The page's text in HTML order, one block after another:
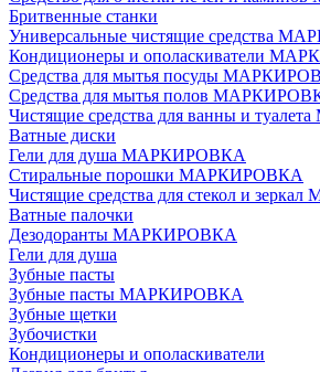
Бритвенные станки
Универсальные чистящие средства
Кондиционеры и ополаскиватели
Средства для мытья посуды
Средства для мытья полов
Чистящие средства для ванны и
Ватные диски
Гели для душа МАРКИРОВКА
Стиральные порошки МАРКИРОВКА
Чистящие средства для стекол и
Ватные палочки
Дезодоранты МАРКИРОВКА
Гели для душа
Зубные пасты
Зубные пасты МАРКИРОВКА
Зубные щетки
Зубочистки
Кондиционеры и ополаскиватели